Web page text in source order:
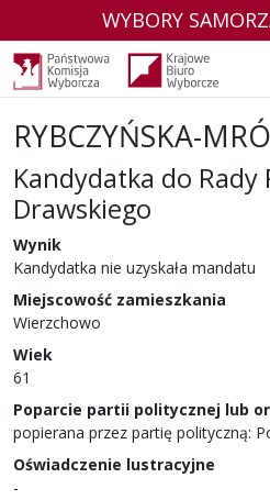
WYBORY
RYBCZYŃSKA-
Kandydatka do Rady
Drawskiego
w wyborach
Wynik
Kandydatka nie uzyskała mandatu
Miejscowość zamieszkania
Wierzchowo
Wiek
61
Poparcie partii politycznej lub
popierana przez partię polityczną:
Oświadczenie lustracyjne
-